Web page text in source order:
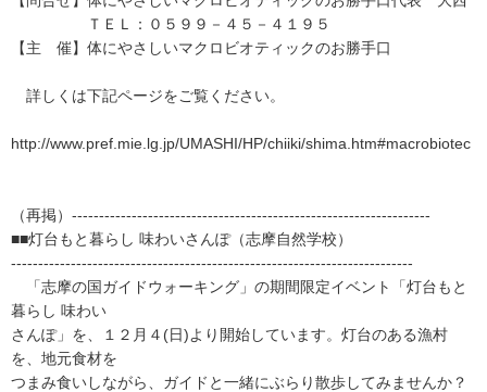
ＴＥＬ：０５９９－４５－４１９５
【主 催】体にやさしいマクロビオティックのお勝手口
詳しくは下記ページをご覧ください。
http://www.pref.mie.lg.jp/UMASHI/HP/chiiki/shima.htm#macrobiotec
（再掲）------------------------------------------------------------------
■■灯台もと暮らし 味わいさんぽ（志摩自然学校）
--------------------------------------------------------------------------
「志摩の国ガイドウォーキング」の期間限定イベント「灯台もと
暮らし 味わい
さんぽ」を、１２月４(日)より開始しています。灯台のある漁村
を、地元食材を
つまみ食いしながら、ガイドと一緒にぶらり散歩してみませんか？